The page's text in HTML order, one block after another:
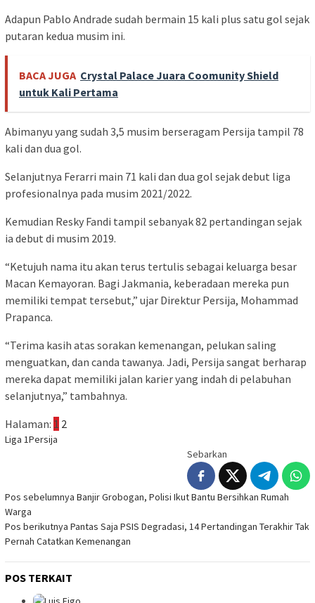
Adapun Pablo Andrade sudah bermain 15 kali plus satu gol sejak
putaran kedua musim ini.
BACA JUGA Crystal Palace Juara Coomunity Shield
untuk Kali Pertama
Abimanyu yang sudah 3,5 musim berseragam Persija tampil 78
kali dan dua gol.
Selanjutnya Ferarri main 71 kali dan dua gol sejak debut liga
profesionalnya pada musim 2021/2022.
Kemudian Resky Fandi tampil sebanyak 82 pertandingan sejak
ia debut di musim 2019.
“Ketujuh nama itu akan terus tertulis sebagai keluarga besar
Macan Kemayoran. Bagi Jakmania, keberadaan mereka pun
memiliki tempat tersebut,” ujar Direktur Persija, Mohammad
Prapanca.
“Terima kasih atas sorakan kemenangan, pelukan saling
menguatkan, dan canda tawanya. Jadi, Persija sangat berharap
mereka dapat memiliki jalan karier yang indah di pelabuhan
selanjutnya,” tambahnya.
Halaman: 1 2
Liga 1Persija
Sebarkan
Navigasi
pos
Pos sebelumnya Banjir Grobogan, Polisi Ikut Bantu Bersihkan Rumah
Warga
Pos berikutnya Pantas Saja PSIS Degradasi, 14 Pertandingan Terakhir Tak
Pernah Catatkan Kemenangan
POS TERKAIT